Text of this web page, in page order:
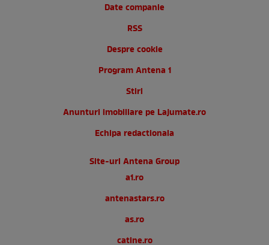
Date companie
RSS
Despre cookie
Program Antena 1
Stiri
Anunturi imobiliare pe Lajumate.ro
Echipa redactionala
Site-uri Antena Group
a1.ro
antenastars.ro
as.ro
catine.ro